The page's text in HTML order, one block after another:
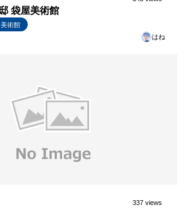
袋屋美術館
術館
はね
337 views